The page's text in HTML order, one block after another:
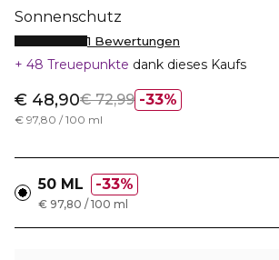
Sonnenschutz
1 Bewertungen
48 Treuepunkte dank dieses Kaufs
33%
€ 48,90€ 72,99
€ 97,80 / 100 ml
50 ML 33%
€ 97,80 / 100 ml